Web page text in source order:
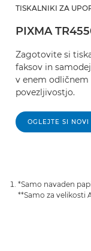
TISKALNIKI ZA
PIXMA
Zagotovite si
faksov in
v enem odličnem
povezljivostjo.
OGLEJTE SI NOVI
*Samo navaden
**Samo za velikosti